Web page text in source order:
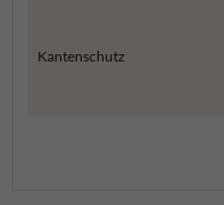
Kantenschutz